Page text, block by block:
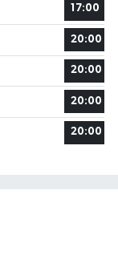
17:00
20:00
20:00
20:00
20:00